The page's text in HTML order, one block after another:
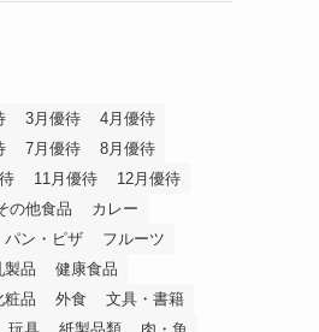
3月優待
4月優待
7月優待
8月優待
11月優待
12月優待
の他食品
カレー
パン・ピザ
フルーツ
製品
健康食品
粧品 外食
文具・書籍